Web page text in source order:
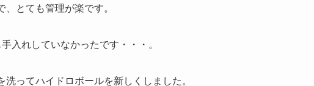
とても管理が楽です。
入れしていなかったです・・・。
ってハイドロボールを新しくしました。